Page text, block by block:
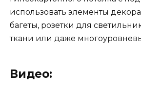
использовать элементы
багеты, розетки для
ткани или даже
Видео: